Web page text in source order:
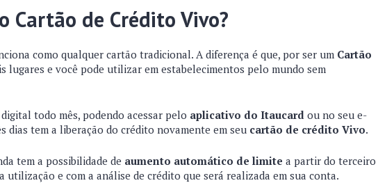
Cartão de Crédito Vivo?
como qualquer cartão tradicional. A diferença é que, por ser um Cartão
lugares e você pode utilizar em estabelecimentos pelo mundo sem
todo mês, podendo acessar pelo aplicativo do Itaucard ou no seu e-
dias tem a liberação do crédito novamente em seu cartão de crédito Vivo.
tem a possibilidade de aumento automático de limite a partir do terceiro
utilização e com a análise de crédito que será realizada em sua conta.